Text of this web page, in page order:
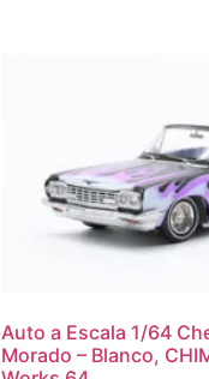
Auto a Escala 1/64
Morado – Blanco,